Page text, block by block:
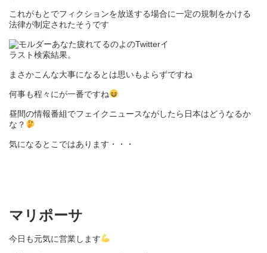
これがもとでフィクションを放送する場合に一定の規制をかける
法律が制定されたそうです
まさかこんな大事になるとは思いもよらずですね
何事も程々にが一番ですね
昼間の情報番組でフェイクニュースながしたら日本はどうなるか
な？
気になるとこではあります・・・
マリポーサ
今日も元気に営業します